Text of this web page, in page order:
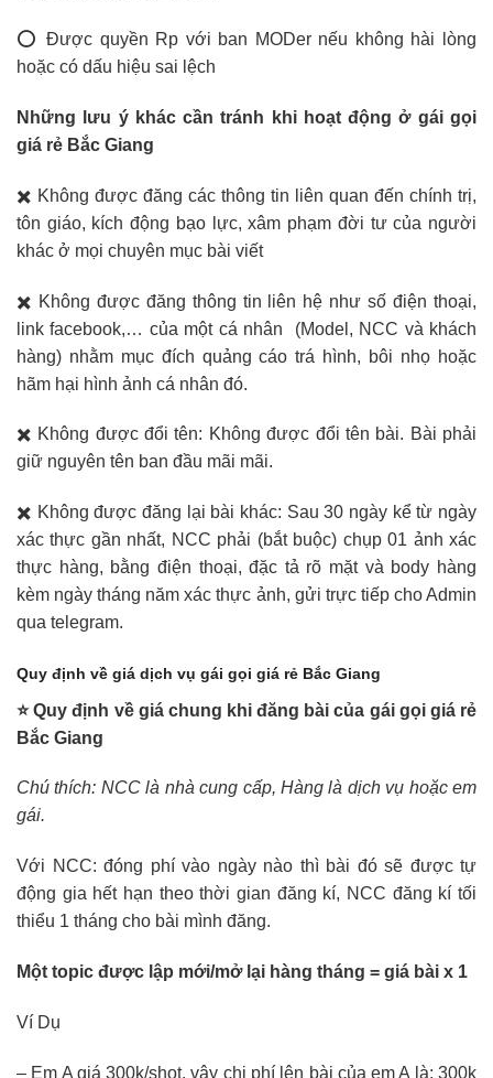
⭕ Được quyền Rp với ban MODer nếu không hài lòng
hoặc có dấu hiệu sai lệch
Những lưu ý khác cần tránh khi hoạt động ở gái gọi
giá rẻ Bắc Giang
✖️ Không được đăng các thông tin liên quan đến chính trị,
tôn giáo, kích động bạo lực, xâm phạm đời tư của người
khác ở mọi chuyên mục bài viết
✖️ Không được đăng thông tin liên hệ như số điện thoại,
link facebook,… của một cá nhân (Model, NCC và khách
hàng) nhằm mục đích quảng cáo trá hình, bôi nhọ hoặc
hãm hại hình ảnh cá nhân đó.
✖️ Không được đổi tên: Không được đổi tên bài. Bài phải
giữ nguyên tên ban đầu mãi mãi.
✖️ Không được đăng lại bài khác: Sau 30 ngày kể từ ngày
xác thực gần nhất, NCC phải (bắt buộc) chụp 01 ảnh xác
thực hàng, bằng điện thoại, đặc tả rõ mặt và body hàng
kèm ngày tháng năm xác thực ảnh, gửi trực tiếp cho Admin
qua telegram.
Quy định về giá dịch vụ gái gọi giá rẻ Bắc Giang
⭐ Quy định về giá chung khi đăng bài của gái gọi giá rẻ
Bắc Giang
Chú thích: NCC là nhà cung cấp, Hàng là dịch vụ hoặc em
gái.
Với NCC: đóng phí vào ngày nào thì bài đó sẽ được tự
động gia hết hạn theo thời gian đăng kí, NCC đăng kí tối
thiểu 1 tháng cho bài mình đăng.
Một topic được lập mới/mở lại hàng tháng = giá bài x 1
Ví Dụ
– Em A giá 300k/shot, vậy chi phí lên bài của em A là: 300k